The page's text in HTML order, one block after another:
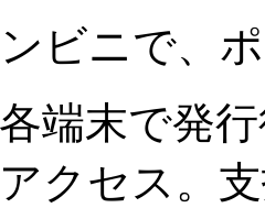
ビニで、
端末で発
クセス。